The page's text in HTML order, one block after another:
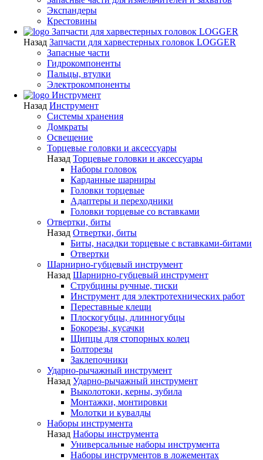
Экспандеры
Крестовины
Запчасти для харвестерных головок LOGGER
Назад Запчасти для харвестерных головок LOGGER
Запасные части
Гидрокомпоненты
Пальцы, втулки
Электрокомпоненты
Инструмент
Назад Инструмент
Системы хранения
Домкраты
Освещение
Торцевые головки и аксессуары
Назад Торцевые головки и аксессуары
Наборы головок
Карданные шарниры
Головки торцевые
Адаптеры и переходники
Головки торцевые со вставками
Отвертки, биты
Назад Отвертки, биты
Биты, насадки торцевые с вставками-битами
Отвертки
Шарнирно-губцевый инструмент
Назад Шарнирно-губцевый инструмент
Струбцины ручные, тиски
Инструмент для электротехнических работ
Переставные клещи
Плоскогубцы, длинногубцы
Бокорезы, кусачки
Щипцы для стопорных колец
Болторезы
Заклепочники
Ударно-рычажный инструмент
Назад Ударно-рычажный инструмент
Выколотоки, керны, зубила
Монтажки, монтировки
Молотки и кувалды
Наборы инструмента
Назад Наборы инструмента
Универсальные наборы инструмента
Наборы инструментов в ложементах